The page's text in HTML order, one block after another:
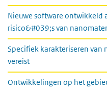
Nieuwe software ontwikkeld
risico&#039;s van
Specifiek karakteriseren van
vereist
Ontwikkelingen op het